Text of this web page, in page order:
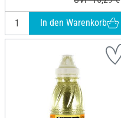
In den Warenkorb